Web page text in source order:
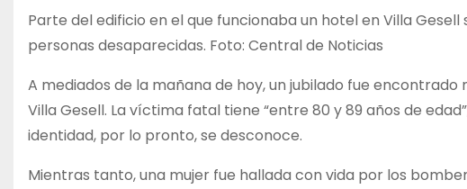
Parte del edificio en el que funcionaba un hotel en Villa
personas desaparecidas. Foto: Central de Noticias
A mediados de la mañana de hoy, un jubilado fue
Villa Gesell. La víctima fatal tiene “entre 80 y 89 años de
identidad, por lo pronto, se desconoce.
Mientras tanto, una mujer fue hallada con vida por los